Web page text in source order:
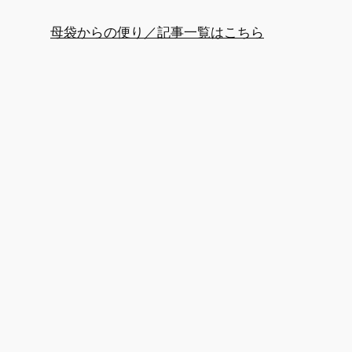
母袋からの便り／記事一覧はこちら